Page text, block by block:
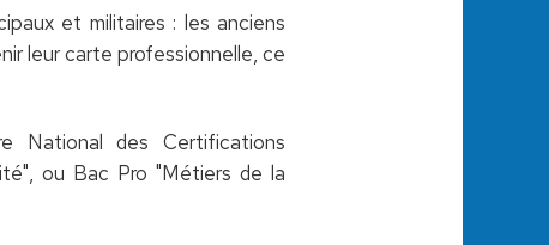
et militaires : les anciens
leur carte professionnelle, ce
National des Certifications
ou Bac Pro "Métiers de la